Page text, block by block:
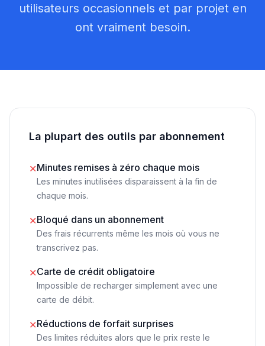
utilisateurs occasionnels et par projet en
ont vraiment besoin.
La plupart des outils par abonnement
✕Minutes remises à zéro chaque mois
Les minutes inutilisées disparaissent à la fin de
chaque mois.
✕Bloqué dans un abonnement
Des frais récurrents même les mois où vous ne
transcrivez pas.
✕Carte de crédit obligatoire
Impossible de recharger simplement avec une
carte de débit.
✕Réductions de forfait surprises
Des limites réduites alors que le prix reste le